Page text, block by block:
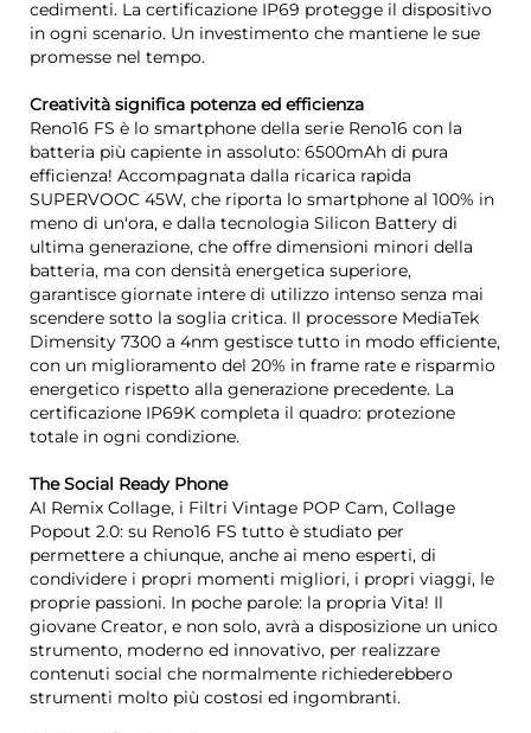
cedimenti. La certificazione IP69 protegge il dispositivo
in ogni scenario. Un investimento che mantiene le sue
promesse nel tempo.
Creatività significa potenza ed efficienza
Reno16 FS è lo smartphone della serie Reno16 con la
batteria più capiente in assoluto: 6500mAh di pura
efficienza! Accompagnata dalla ricarica rapida
SUPERVOOC 45W, che riporta lo smartphone al 100% in
meno di un'ora, e dalla tecnologia Silicon Battery di
ultima generazione, che offre dimensioni minori della
batteria, ma con densità energetica superiore,
garantisce giornate intere di utilizzo intenso senza mai
scendere sotto la soglia critica. Il processore MediaTek
Dimensity 7300 a 4nm gestisce tutto in modo efficiente,
con un miglioramento del 20% in frame rate e risparmio
energetico rispetto alla generazione precedente. La
certificazione IP69K completa il quadro: protezione
totale in ogni condizione.
The Social Ready Phone
AI Remix Collage, i Filtri Vintage POP Cam, Collage
Popout 2.0: su Reno16 FS tutto è studiato per
permettere a chiunque, anche ai meno esperti, di
condividere i propri momenti migliori, i propri viaggi, le
proprie passioni. In poche parole: la propria Vita! Il
giovane Creator, e non solo, avrà a disposizione un unico
strumento, moderno ed innovativo, per realizzare
contenuti social che normalmente richiederebbero
strumenti molto più costosi ed ingombranti.